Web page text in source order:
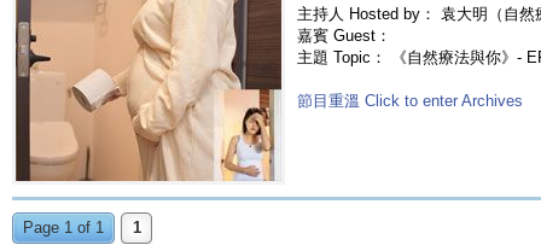
主持人 Hosted by： 袁大明（自然
嘉賓 Guest：
主題 Topic： 《自然療法與你》-
節目重溫 Click to enter Archives
Page 1 of 1 1